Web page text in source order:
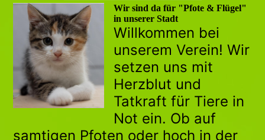
Wir sind da für "Pfote & Flügel"
in unserer Stadt
Willkommen bei
unserem Verein! Wir
setzen uns mit
Herzblut und
Tatkraft für Tiere in
Not ein. Ob auf
samtigen Pfoten oder hoch in der